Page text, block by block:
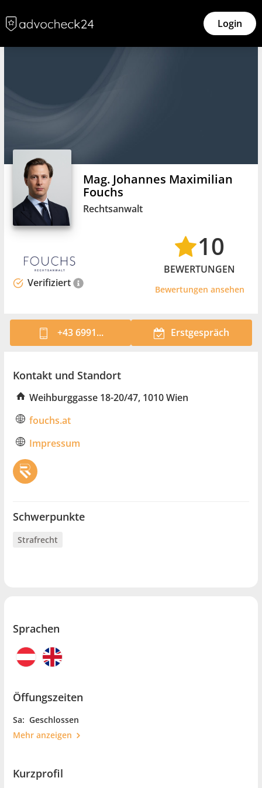
Login
Verifiziert
Mag. Johannes Maximilian
Fouchs
Rechtsanwalt
10
BEWERTUNGEN
Bewertungen ansehen
+43 6991... Erstgespräch
Kontakt und Standort
Weihburggasse 18-20/47, 1010 Wien
fouchs.at
Impressum
Schwerpunkte
Strafrecht
Sprachen
Öffungszeiten
Sa: Geschlossen
Mehr anzeigen
Kurzprofil